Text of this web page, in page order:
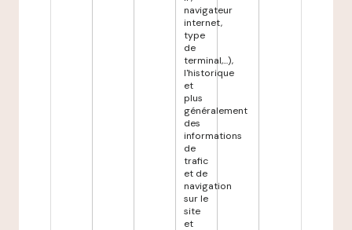
navigateur
internet,
type
de
terminal,...),
l'historique
et
plus
généralement
des
informations
de
trafic
et de
navigation
sur le
site
et